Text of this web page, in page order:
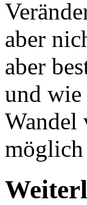
aber
aber
und
Wandel
möglich